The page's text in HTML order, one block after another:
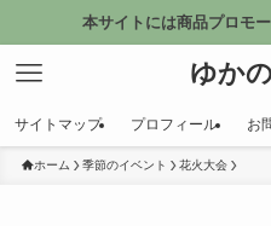
本サイトには商品プロモ
ゆか
サイトマップ プロフィール お
ホーム 季節のイベント 花火大会